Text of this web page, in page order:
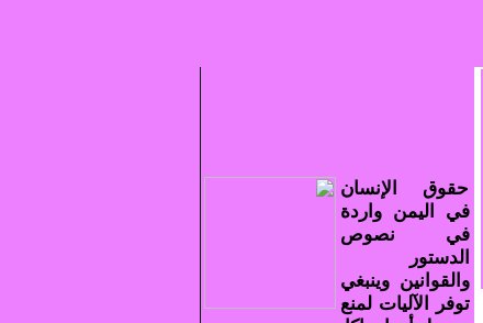
حقوق الإنسان
في اليمن واردة
في نصوص
الدستور
والقوانين وينبغي
توفر الآليات لمنع